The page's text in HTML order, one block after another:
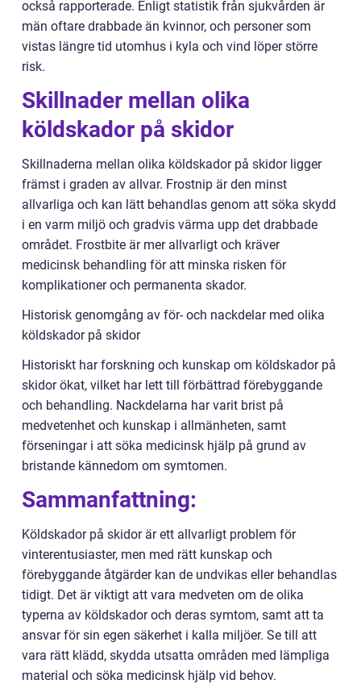
också rapporterade. Enligt statistik från sjukvården är
män oftare drabbade än kvinnor, och personer som
vistas längre tid utomhus i kyla och vind löper större
risk.
Skillnader mellan olika
köldskador på skidor
Skillnaderna mellan olika köldskador på skidor ligger
främst i graden av allvar. Frostnip är den minst
allvarliga och kan lätt behandlas genom att söka skydd
i en varm miljö och gradvis värma upp det drabbade
området. Frostbite är mer allvarligt och kräver
medicinsk behandling för att minska risken för
komplikationer och permanenta skador.
Historisk genomgång av för- och nackdelar med olika
köldskador på skidor
Historiskt har forskning och kunskap om köldskador på
skidor ökat, vilket har lett till förbättrad förebyggande
och behandling. Nackdelarna har varit brist på
medvetenhet och kunskap i allmänheten, samt
förseningar i att söka medicinsk hjälp på grund av
bristande kännedom om symtomen.
Sammanfattning:
Köldskador på skidor är ett allvarligt problem för
vinterentusiaster, men med rätt kunskap och
förebyggande åtgärder kan de undvikas eller behandlas
tidigt. Det är viktigt att vara medveten om de olika
typerna av köldskador och deras symtom, samt att ta
ansvar för sin egen säkerhet i kalla miljöer. Se till att
vara rätt klädd, skydda utsatta områden med lämpliga
material och söka medicinsk hjälp vid behov.